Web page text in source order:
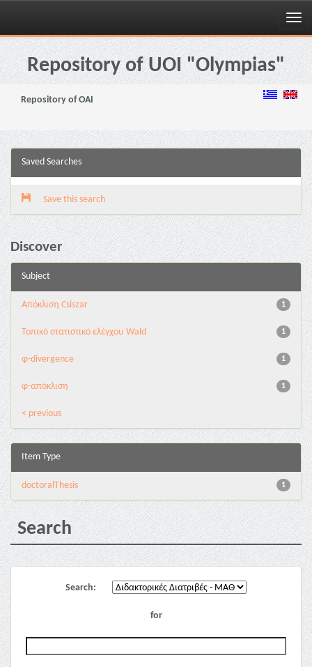
Skip
navigationRepository of UOI "Olympias"
Repository of OAI
Saved Searches
Save this search
Discover
Subject
1
Απόκλιση Csiszar
1
Τοπικό στατιστικό ελέγχου Wald
1
φ-divergence
1
φ-απόκλιση
< previous
Item Type
1
doctoralThesis
Search
Search:
for